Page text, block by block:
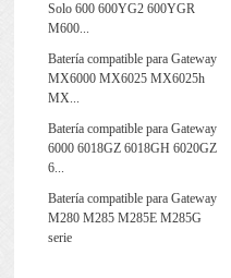
Solo 600 600YG2 600YGR
M600...
Batería compatible para Gateway
MX6000 MX6025 MX6025h
MX...
Batería compatible para Gateway
6000 6018GZ 6018GH 6020GZ
6...
Batería compatible para Gateway
M280 M285 M285E M285G
serie